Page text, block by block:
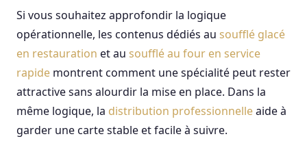
Si vous souhaitez approfondir la logique
opérationnelle, les contenus dédiés au soufflé glacé
en restauration et au soufflé au four en service
rapide montrent comment une spécialité peut rester
attractive sans alourdir la mise en place. Dans la
même logique, la distribution professionnelleaide à
garder une carte stable et facile à suivre.